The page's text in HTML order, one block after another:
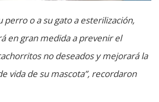
perro o a su gato a esterilización,
en gran medida a prevenir el
no deseados y mejorará la
vida de su mascota”, recordaron